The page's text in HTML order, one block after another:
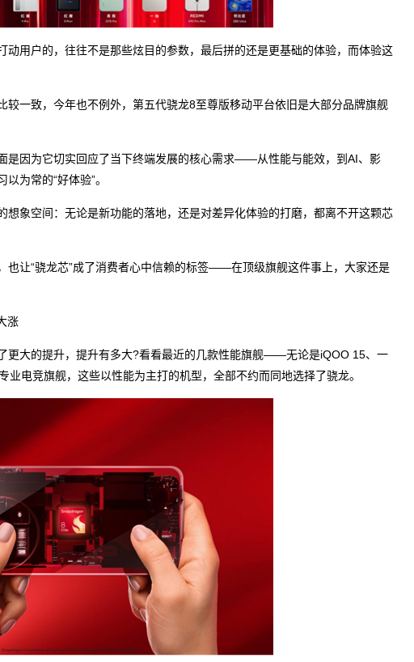
用户的，往往不是那些炫目的参数，最后拼的还是更基础的体验，而体验这
一致，今年也不例外，第五代骁龙8至尊版移动平台依旧是大部分品牌旗舰
因为它切实回应了当下终端发展的核心需求——从性能与能效，到AI、影
为常的“好体验”。
象空间：无论是新功能的落地，还是对差异化体验的打磨，都离不开这颗芯
让“骁龙芯”成了消费者心中信赖的标签——在顶级旗舰这件事上，大家还是
涨
大的提升，提升有多大?看看最近的几款性能旗舰——无论是iQOO 15、一
电竞旗舰，这些以性能为主打的机型，全部不约而同地选择了骁龙。